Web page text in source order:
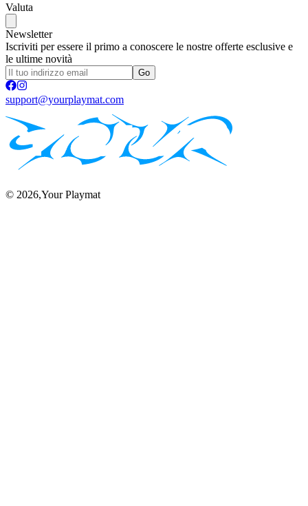
Valuta
Newsletter
Iscriviti per essere il primo a conoscere le nostre offerte esclusive e
le ultime novità
Go
support@yourplaymat.com
© 2026,Your Playmat